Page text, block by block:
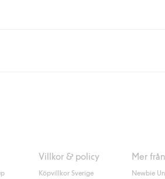
ej hemleverans). Frakten tas bort per
Villkor & policy
Köpvillkor Sverige
Mer
Newbie